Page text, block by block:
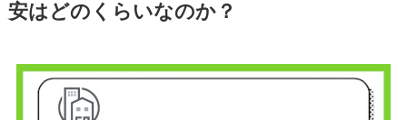
安はどのくらいなのか？